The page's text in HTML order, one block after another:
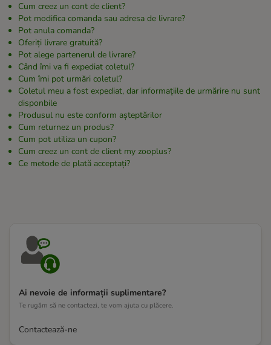
Cum creez un cont de client?
Pot modifica comanda sau adresa de livrare?
Pot anula comanda?
Oferiți livrare gratuită?
Pot alege partenerul de livrare?
Când îmi va fi expediat coletul?
Cum îmi pot urmări coletul?
Coletul meu a fost expediat, dar informațiile de urmărire nu sunt
disponbile
Produsul nu este conform așteptărilor
Cum returnez un produs?
Cum pot utiliza un cupon?
Cum creez un cont de client my zooplus?
Ce metode de plată acceptați?
Ai nevoie de informații suplimentare?
Te rugăm să ne contactezi, te vom ajuta cu plăcere.
Contactează-ne